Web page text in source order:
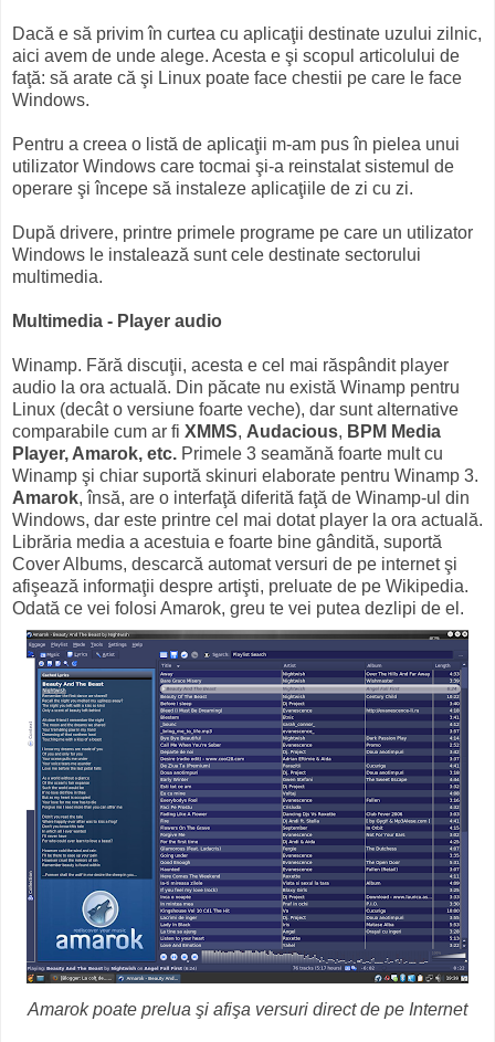
Dacă e să privim în curtea cu aplicaţii destinate uzului zilnic,
aici avem de unde alege. Acesta e şi scopul articolului de
faţă: să arate că şi Linux poate face chestii pe care le face
Windows.
Pentru a creea o listă de aplicaţii m-am pus în pielea unui
utilizator Windows care tocmai şi-a reinstalat sistemul de
operare şi începe să instaleze aplicaţiile de zi cu zi.
După drivere, printre primele programe pe care un utilizator
Windows le instalează sunt cele destinate sectorului
multimedia.
Multimedia - Player audio
Winamp. Fără discuţii, acesta e cel mai răspândit player
audio la ora actuală. Din păcate nu există Winamp pentru
Linux (decât o versiune foarte veche), dar sunt alternative
comparabile cum ar fi XMMS, Audacious, BPM Media
Player, Amarok, etc. Primele 3 seamănă foarte mult cu
Winamp şi chiar suportă skinuri elaborate pentru Winamp 3.
Amarok, însă, are o interfaţă diferită faţă de Winamp-ul din
Windows, dar este printre cel mai dotat player la ora actuală.
Librăria media a acestuia e foarte bine gândită, suportă
Cover Albums, descarcă automat versuri de pe internet şi
afişează informaţii despre artişti, preluate de pe Wikipedia.
Odată ce vei folosi Amarok, greu te vei putea dezlipi de el.
Amarok poate prelua şi afişa versuri direct de pe Internet